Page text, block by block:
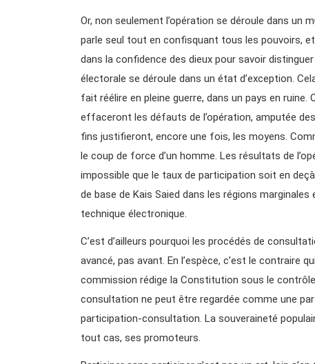
Or, non seulement l’opération se déroule dans un
parle seul tout en confisquant tous les pouvoirs, et
dans la confidence des dieux pour savoir
électorale se déroule dans un état d’exception.
fait réélire en pleine guerre, dans un pays en
effaceront les défauts de l’opération, amputée
fins justifieront, encore une fois, les moyens.
le coup de force d’un homme. Les résultats de
impossible que le taux de participation soit en
de base de Kais Saied dans les régions
technique électronique.
C’est d’ailleurs pourquoi les procédés de
avancé, pas avant. En l’espèce, c’est le contraire
commission rédige la Constitution sous le
consultation ne peut être regardée comme une
participation-consultation. La souveraineté
tout cas, ses promoteurs.